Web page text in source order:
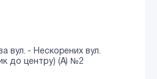
вул. - Нескорених вул.
до центру) (А) №2